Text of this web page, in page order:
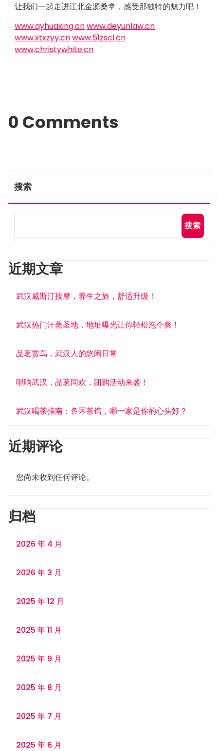
让我们一起走进江北金源桑拿，感受那独特的魅力吧！
www.qyhuaxing.cnwww.deyunlaw.cn
www.xtxzyy.cnwww.51zscl.cn
www.christywhite.cn
0 Comments
搜索
搜索
近期文章
武汉威斯汀按摩，养生之旅，舒适升级！
武汉热门汗蒸圣地，地址曝光让你轻松泡个爽！
品茗赏鸟，武汉人的悠闲日常
唱响武汉，品茗同欢，团购活动来袭！
武汉喝茶指南：各区茶馆，哪一家是你的心头好？
近期评论
您尚未收到任何评论。
归档
2026 年 4 月
2026 年 3 月
2025 年 12 月
2025 年 11 月
2025 年 9 月
2025 年 8 月
2025 年 7 月
2025 年 6 月